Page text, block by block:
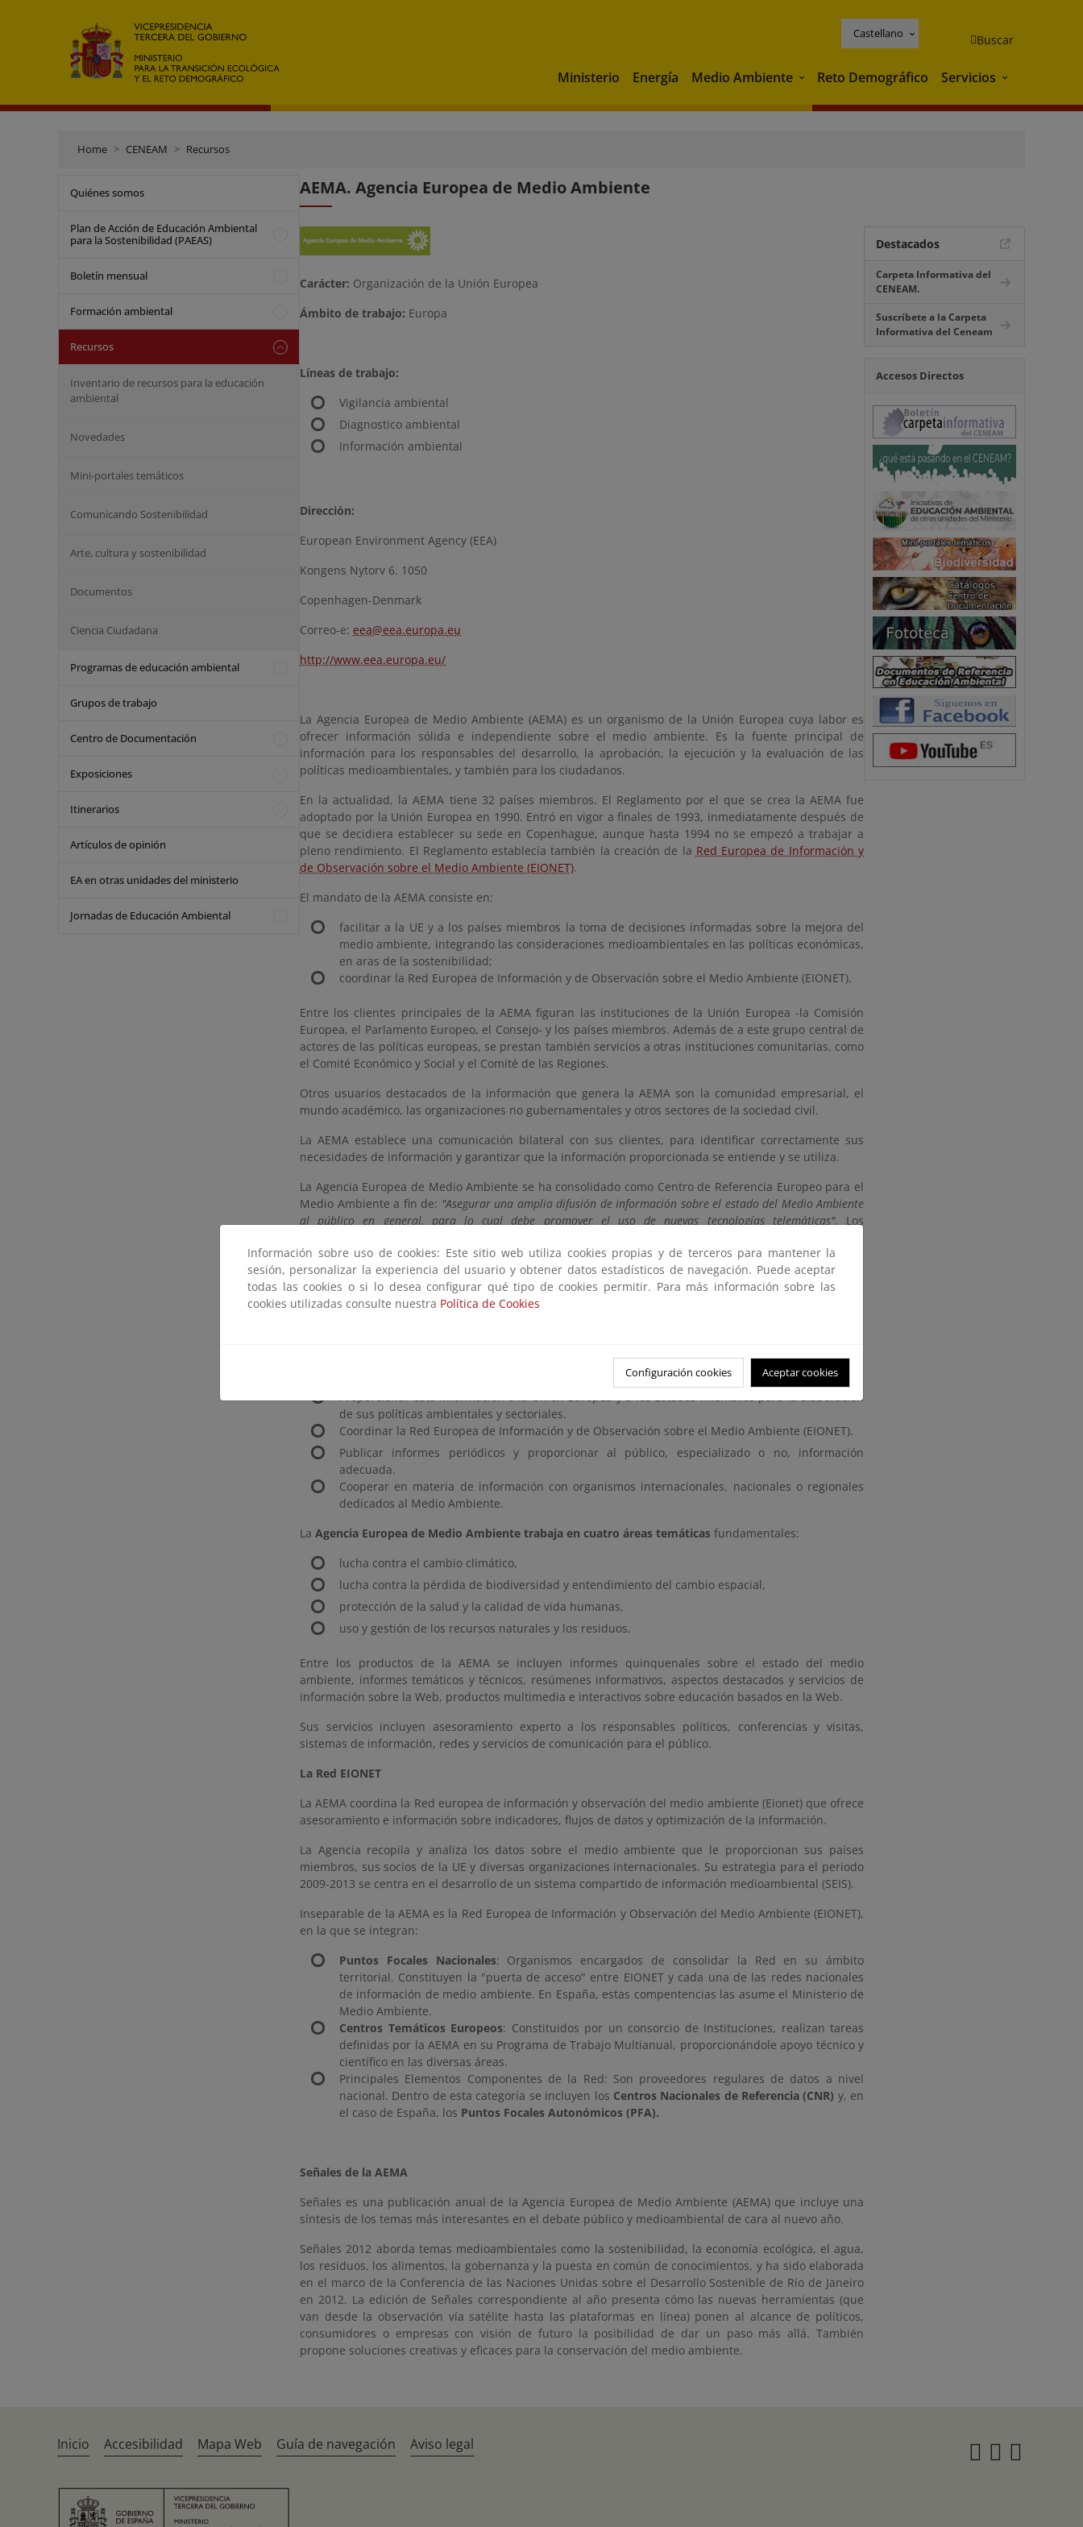
Castellano Buscar
Ministerio Energía Medio Ambiente Medio Ambiente
Reto Demográfico Servicios Servicios
Home CENEAM Recursos
Quiénes somos
Plan de Acción de Educación Ambiental
para la Sostenibilidad (PAEAS)
Boletín mensual
Formación ambiental
Recursos
Inventario de recursos para la educación
ambiental
Novedades
Mini-portales temáticos
Comunicando Sostenibilidad
Arte, cultura y sostenibilidad
Documentos
Ciencia Ciudadana
Programas de educación ambiental
Grupos de trabajo
Centro de Documentación
Exposiciones
Itinerarios
Artículos de opinión
EA en otras unidades del ministerio
Jornadas de Educación Ambiental
AEMA. Agencia Europea de Medio Ambiente
Carácter: Organización de la Unión Europea
Ámbito de trabajo: Europa
Líneas de trabajo:
Vigilancia ambiental
Diagnostico ambiental
Información ambiental
Dirección:
European Environment Agency (EEA)
Kongens Nytorv 6. 1050
Copenhagen-Denmark
Correo-e: eea@eea.europa.eu
http://www.eea.europa.eu/
La Agencia Europea de Medio Ambiente (AEMA) es un organismo de la Unión Europea cuya labor es
ofrecer información sólida e independiente sobre el medio ambiente. Es la fuente principal de
información para los responsables del desarrollo, la aprobación, la ejecución y la evaluación de las
políticas medioambientales, y también para los ciudadanos.
En la actualidad, la AEMA tiene 32 países miembros. El Reglamento por el que se crea la AEMA fue
adoptado por la Unión Europea en 1990. Entró en vigor a finales de 1993, inmediatamente después de
que se decidiera establecer su sede en Copenhague, aunque hasta 1994 no se empezó a trabajar a
pleno rendimiento. El Reglamento establecía también la creación de la Red Europea de Información y
de Observación sobre el Medio Ambiente (EIONET).
El mandato de la AEMA consiste en:
facilitar a la UE y a los países miembros la toma de decisiones informadas sobre la mejora del
medio ambiente, integrando las consideraciones medioambientales en las políticas económicas,
en aras de la sostenibilidad;
coordinar la Red Europea de Información y de Observación sobre el Medio Ambiente (EIONET).
Entre los clientes principales de la AEMA figuran las instituciones de la Unión Europea -la Comisión
Europea, el Parlamento Europeo, el Consejo- y los países miembros. Además de a este grupo central de
actores de las políticas europeas, se prestan también servicios a otras instituciones comunitarias, como
el Comité Económico y Social y el Comité de las Regiones.
Otros usuarios destacados de la información que genera la AEMA son la comunidad empresarial, el
mundo académico, las organizaciones no gubernamentales y otros sectores de la sociedad civil.
La AEMA establece una comunicación bilateral con sus clientes, para identificar correctamente sus
necesidades de información y garantizar que la información proporcionada se entiende y se utiliza.
La Agencia Europea de Medio Ambiente se ha consolidado como Centro de Referencia Europeo para el
Medio Ambiente a fin de: "Asegurar una amplia difusión de información sobre el estado del Medio Ambiente
al público en general, para lo cual debe promover el uso de nuevas tecnologías telemáticas". Los
bases de datos temáticas
informes integrados (temas, áreas y sectores)
informes periódicos
Recoger y elaborar información ambiental objetiva, fiable y comparable.
Proporcionar esta información a la Unión Europea y a los Estados miembros para la elaboración
de sus políticas ambientales y sectoriales.
Coordinar la Red Europea de Información y de Observación sobre el Medio Ambiente (EIONET).
Publicar informes periódicos y proporcionar al público, especializado o no, información
adecuada.
Cooperar en materia de información con organismos internacionales, nacionales o regionales
dedicados al Medio Ambiente.
La Agencia Europea de Medio Ambiente trabaja en cuatro áreas temáticas fundamentales:
lucha contra el cambio climático,
lucha contra la pérdida de biodiversidad y entendimiento del cambio espacial,
protección de la salud y la calidad de vida humanas,
uso y gestión de los recursos naturales y los residuos.
Entre los productos de la AEMA se incluyen informes quinquenales sobre el estado del medio
ambiente, informes temáticos y técnicos, resúmenes informativos, aspectos destacados y servicios de
información sobre la Web, productos multimedia e interactivos sobre educación basados en la Web.
Sus servicios incluyen asesoramiento experto a los responsables políticos, conferencias y visitas,
sistemas de información, redes y servicios de comunicación para el público.
La Red EIONET
La AEMA coordina la Red europea de información y observación del medio ambiente (Eionet) que ofrece
asesoramiento e información sobre indicadores, flujos de datos y optimización de la información.
La Agencia recopila y analiza los datos sobre el medio ambiente que le proporcionan sus países
miembros, sus socios de la UE y diversas organizaciones internacionales. Su estrategia para el periodo
2009-2013 se centra en el desarrollo de un sistema compartido de información medioambiental (SEIS).
Inseparable de la AEMA es la Red Europea de Información y Observación del Medio Ambiente (EIONET),
en la que se integran:
Puntos Focales Nacionales: Organismos encargados de consolidar la Red en su ámbito
territorial. Constituyen la "puerta de acceso" entre EIONET y cada una de las redes nacionales
de información de medio ambiente. En España, estas compentencias las asume el Ministerio de
Medio Ambiente.
Centros Temáticos Europeos: Constituidos por un consorcio de Instituciones, realizan tareas
definidas por la AEMA en su Programa de Trabajo Multianual, proporcionándole apoyo técnico y
científico en las diversas áreas.
Principales Elementos Componentes de la Red: Son proveedores regulares de datos a nivel
nacional. Dentro de esta categoría se incluyen los Centros Nacionales de Referencia (CNR) y, en
el caso de España, los Puntos Focales Autonómicos (PFA).
Señales de la AEMA
Señales es una publicación anual de la Agencia Europea de Medio Ambiente (AEMA) que incluye una
síntesis de los temas más interesantes en el debate público y medioambiental de cara al nuevo año.
Señales 2012 aborda temas medioambientales como la sostenibilidad, la economía ecológica, el agua,
los residuos, los alimentos, la gobernanza y la puesta en común de conocimientos, y ha sido elaborada
en el marco de la Conferencia de las Naciones Unidas sobre el Desarrollo Sostenible de Río de Janeiro
en 2012. La edición de Señales correspondiente al año presenta cómo las nuevas herramientas (que
van desde la observación vía satélite hasta las plataformas en línea) ponen al alcance de políticos,
consumidores o empresas con visión de futuro la posibilidad de dar un paso más allá. También
propone soluciones creativas y eficaces para la conservación del medio ambiente.
Destacados
Carpeta Informativa del
CENEAM.
Suscríbete a la Carpeta
Informativa del Ceneam
Accesos Directos
Información sobre uso de cookies: Este sitio web utiliza cookies propias y de terceros para mantener la
sesión, personalizar la experiencia del usuario y obtener datos estadísticos de navegación. Puede aceptar
todas las cookies o si lo desea configurar qué tipo de cookies permitir. Para más información sobre las
cookies utilizadas consulte nuestra Política de Cookies
Configuración cookies Aceptar cookies
Inicio Accesibilidad Mapa Web Guía de navegación Aviso legal Twitter